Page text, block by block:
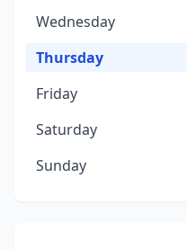
Wednesday
Thursday
Friday
Saturday
Sunday